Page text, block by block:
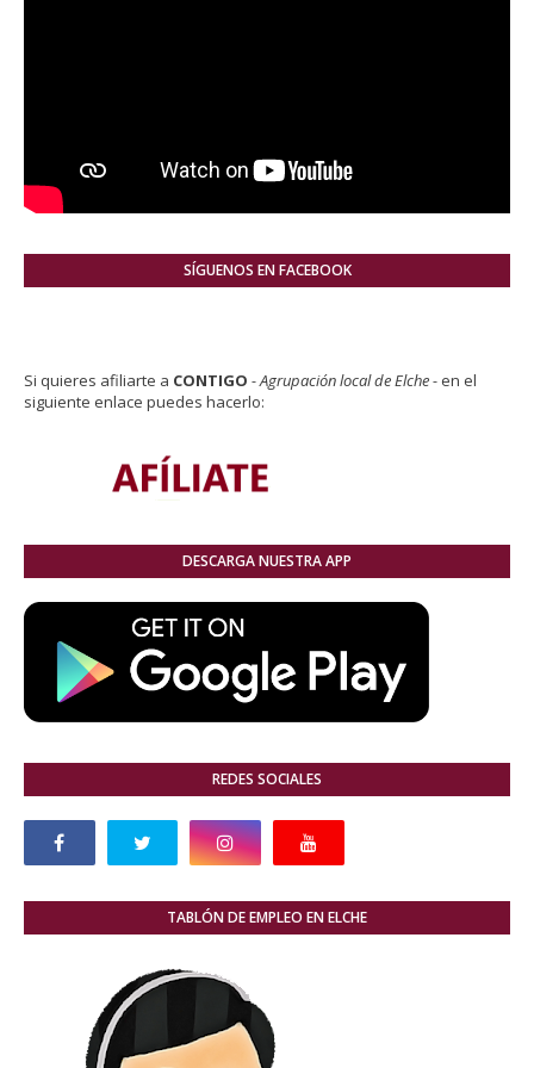
SÍGUENOS EN FACEBOOK
Si quieres afiliarte a CONTIGO - Agrupación local de Elche - en el
siguiente enlace puedes hacerlo:
DESCARGA NUESTRA APP
REDES SOCIALES
TABLÓN DE EMPLEO EN ELCHE